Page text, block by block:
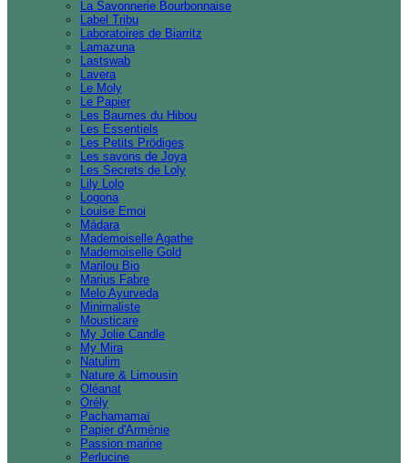
La Savonnerie Bourbonnaise
Label Tribu
Laboratoires de Biarritz
Lamazuna
Lastswab
Lavera
Le Moly
Le Papier
Les Baumes du Hibou
Les Essentiels
Les Petits Prödiges
Les savons de Joya
Les Secrets de Loly
Lily Lolo
Logona
Louise Emoi
Mádara
Mademoiselle Agathe
Mademoiselle Gold
Marilou Bio
Marius Fabre
Melo Ayurveda
Minimaliste
Mousticare
My Jolie Candle
My Mira
Natulim
Nature & Limousin
Oléanat
Orély
Pachamamaï
Papier d'Arménie
Passion marine
Perlucine